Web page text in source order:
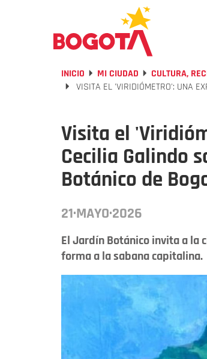
INICIO MI CIUDAD
CULTURA,
VISITA EL 'VIRIDIÓMETRO': UNA
Visita el
Cecilia Galindo
Botánico de
21·MAYO·2026
El Jardín Botánico invita a la
forma a la sabana capitalina.